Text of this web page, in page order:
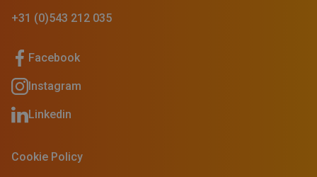
+31 (0)543 212 035
Facebook
Instagram
Linkedin
Cookie Policy